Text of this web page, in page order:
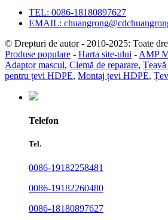
TEL: 0086-18180897627
EMAIL:
© Drepturi de autor - 2010-2025: Toate
Produse populare - Harta site-ului - AMP
Adaptor mascul, Clemă de reparare,
pentru țevi HDPE, Montaj țevi HDPE,
Telefon
Tel.
0086-19182258481
0086-19182260480
0086-18180897627